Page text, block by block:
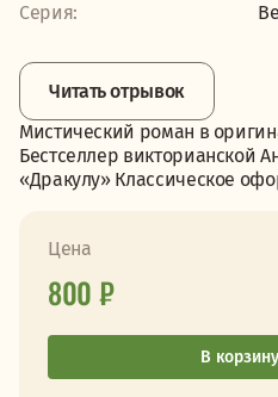
Серия:
Читать отрывок
Мистический роман в
Бестселлер викторианской
«Дракулу» Классическое
Цена
800 ₽
В корзину